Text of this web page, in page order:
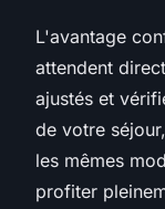
L'avantage
attendent
ajustés et
de votre
les mêmes
profiter